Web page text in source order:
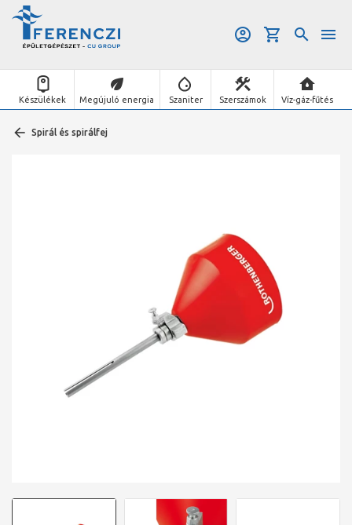
Készülékek Megújuló energia Szaniter Szerszámok Víz-gáz-fűtés
Spirál és spirálfej